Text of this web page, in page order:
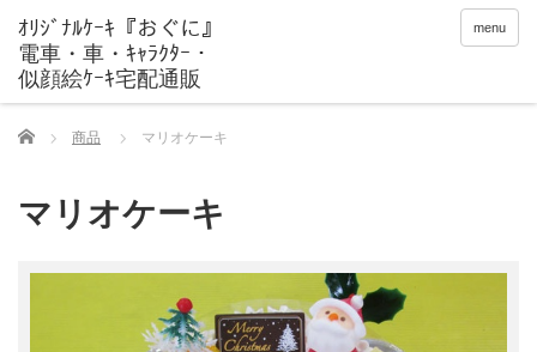
menu
Home 商品 マリオケーキ
マリオケーキ